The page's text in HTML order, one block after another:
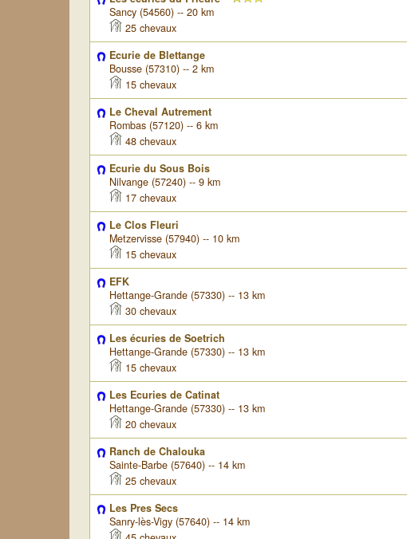
Sancy (54560) -- 20 km
25 chevaux
Ecurie de Blettange
Bousse (57310) -- 2 km
15 chevaux
Le Cheval Autrement
Rombas (57120) -- 6 km
48 chevaux
Ecurie du Sous Bois
Nilvange (57240) -- 9 km
17 chevaux
Le Clos Fleuri
Metzervisse (57940) -- 10 km
15 chevaux
EFK
Hettange-Grande (57330) -- 13 km
30 chevaux
Les écuries de Soetrich
Hettange-Grande (57330) -- 13 km
15 chevaux
Les Ecuries de Catinat
Hettange-Grande (57330) -- 13 km
20 chevaux
Ranch de Chalouka
Sainte-Barbe (57640) -- 14 km
25 chevaux
Les Pres Secs
Sanry-lès-Vigy (57640) -- 14 km